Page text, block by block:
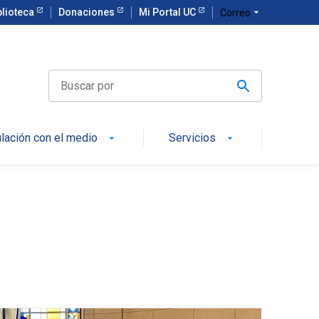
Donaciones Mi Portal UC Correo arrow_drop_down
con el medio arrow_drop_down Servicios arrow_drop_down